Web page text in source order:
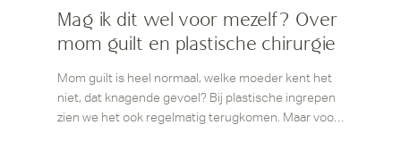
Mag ik dit wel voor mezelf? Over
mom guilt en plastische chirurgie
Mom guilt is heel normaal, welke moeder kent het
niet, dat knagende gevoel? Bij plastische ingrepen
zien we het ook regelmatig terugkomen. Maar voor